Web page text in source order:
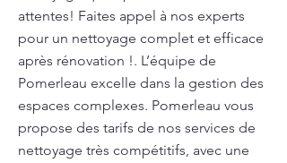
attentes! Faites appel à nos experts
pour un nettoyage complet et efficace
après rénovation !. L’équipe de
Pomerleau excelle dans la gestion des
espaces complexes. Pomerleau vous
propose des tarifs de nos services de
nettoyage très compétitifs, avec une